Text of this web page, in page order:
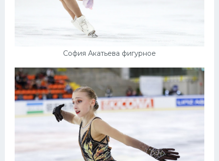
София Акатьева фигурное